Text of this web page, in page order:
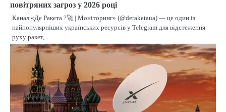
повітряних загроз у 2026 році
Канал «Де Ракета ?🚀 | Моніторинг» (@deraketaua) — це один із
найпопулярніших українських ресурсів у Telegram для відстеження
руху ракет,…